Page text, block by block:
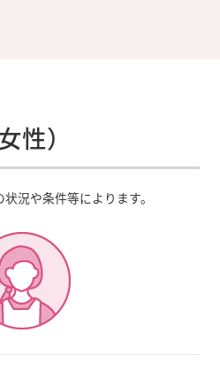
性）
況や条件等によります。